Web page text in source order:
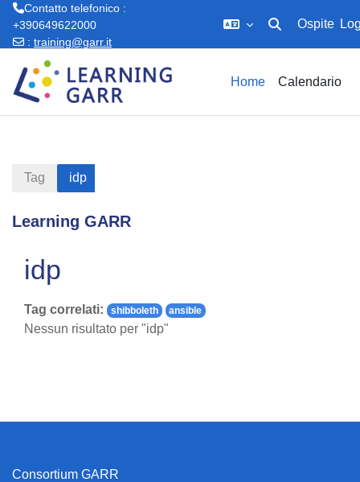
Contatto telefonico :
+390649622000
: training@garr.it
Attiva/disattiva
Ospite
Home Calendario
Tag idp
Learning GARR
idp
Tag correlati: shibboleth ansible
Nessun risultato per "idp"
Consortium GARR